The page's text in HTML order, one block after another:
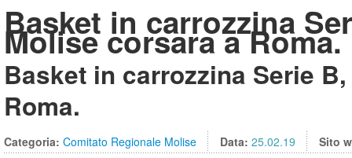
Basket in carrozzina
Molise corsara a Roma.
Basket in carrozzina Serie
Roma.
Categoria: Comitato Regionale Molise Data: 25.02.19 Sito